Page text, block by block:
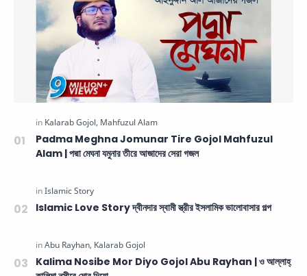
Padma Meghna Jomunar Tire Gojol Mahfuzul
Alam | পদ্মা মেঘনা যমুনার তীরে আজাদের সেরা গজল
Islamic Love Story দ্বীনদার স্বামী স্ত্রীর ইসলামিক ভালোবাসার গল্প
Kalima Nosibe Mor Diyo Gojol Abu Rayhan | ও আল্লাহ্‌